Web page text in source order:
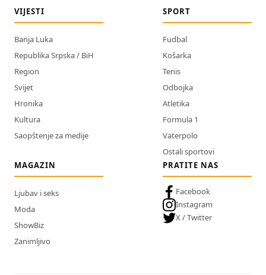
VIJESTI
Banja Luka
Republika Srpska / BiH
Region
Svijet
Hronika
Kultura
Saopštenje za medije
SPORT
Fudbal
Košarka
Tenis
Odbojka
Atletika
Formula 1
Vaterpolo
Ostali sportovi
MAGAZIN
Ljubav i seks
Moda
ShowBiz
Zanimljivo
PRATITE NAS
Facebook
Instagram
X / Twitter